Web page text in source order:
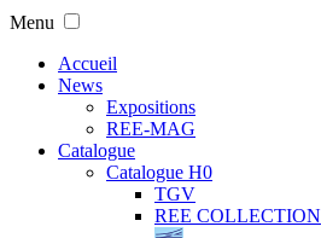
Menu
Accueil
News
Expositions
REE-MAG
Catalogue
Catalogue H0
TGV
REE COLLECTION